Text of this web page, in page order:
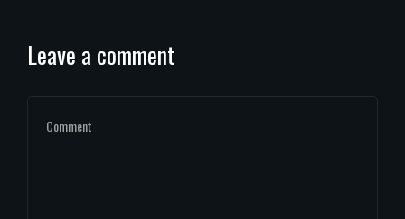
Leave a comment